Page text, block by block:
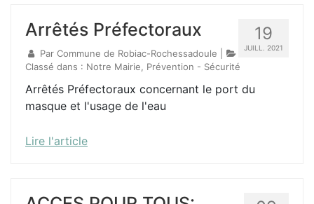
19
JUILL. 2021
Arrêtés Préfectoraux
Par Commune de Robiac-Rochessadoule
Classé dans : Notre Mairie, Prévention - Sécurité
Arrêtés Préfectoraux concernant le port du
masque et l'usage de l'eau
Lire l'article